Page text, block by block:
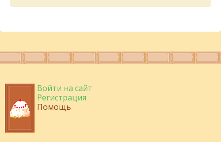
Войти на сайт
Регистрация
Помощь